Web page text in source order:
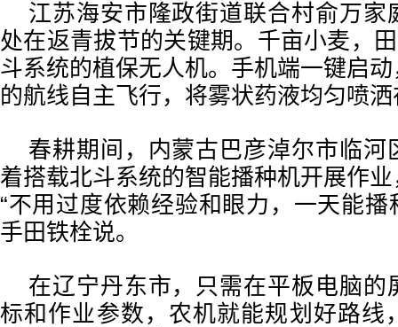
江苏海安市隆政街道联合村俞万家
处在返青拔节的关键期。千亩小麦，
斗系统的植保无人机。手机端一键启
的航线自主飞行，将雾状药液均匀喷
春耕期间，内蒙古巴彦淖尔市临河
着搭载北斗系统的智能播种机开展作
“不用过度依赖经验和眼力，一天能播
手田铁栓说。
在辽宁丹东市，只需在平板电脑的
标和作业参数，农机就能规划好路线